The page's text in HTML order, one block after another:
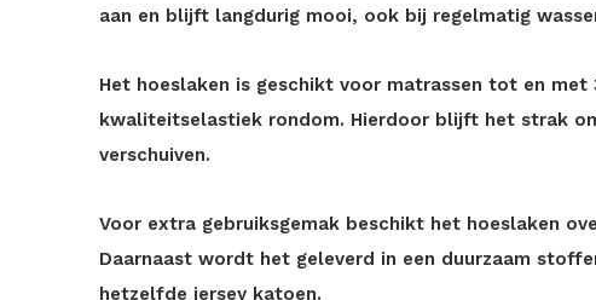
aan en blijft langdurig mooi, ook bij regelmatig
Het hoeslaken is geschikt voor matrassen tot en met
kwaliteitselastiek rondom. Hierdoor blijft het strak
verschuiven.
Voor extra gebruiksgemak beschikt het hoeslaken
Daarnaast wordt het geleverd in een duurzaam
hetzelfde jersey katoen.